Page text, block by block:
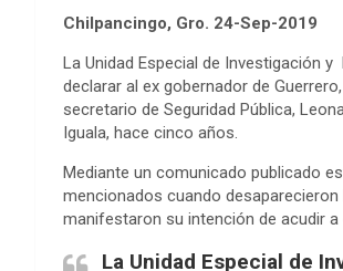
Chilpancingo, Gro. 24-Sep-2019
La Unidad Especial de Investigación
declarar al ex gobernador de
secretario de Seguridad Pública,
Iguala, hace cinco años.
Mediante un comunicado publicado
mencionados cuando
manifestaron su intención de acudir
La Unidad Especial de